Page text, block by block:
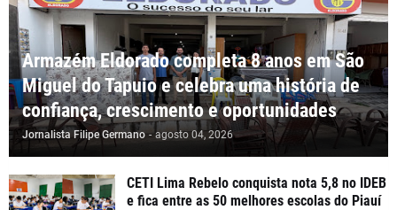
Armazém Eldorado completa 8 anos em São
Miguel do Tapuio e celebra uma história de
confiança, crescimento e oportunidades
Jornalista Filipe Germano - agosto 04, 2026
CETI Lima Rebelo conquista nota 5,8 no IDEB
e fica entre as 50 melhores escolas do Piauí